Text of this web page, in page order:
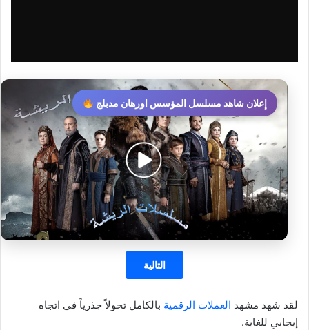
إعلان شاهد مسلسل المؤسس اورهان مدبلج
التالية
لقد شهد مشهد العملات الرقمية بالكامل تحولاً جذرياً في اتجاه
إيجابي للغاية.